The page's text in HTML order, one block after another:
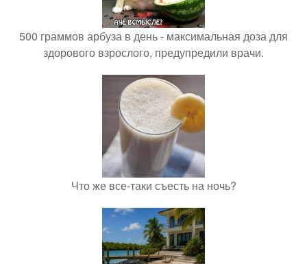
500 граммов арбуза в день - максимальная доза для
здорового взрослого, предупредили врачи.
Что же все-таки съесть на ночь?